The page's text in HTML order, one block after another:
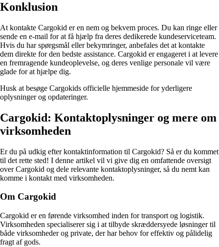
Konklusion
At kontakte Cargokid er en nem og bekvem proces. Du kan ringe eller
sende en e-mail for at få hjælp fra deres dedikerede kundeserviceteam.
Hvis du har spørgsmål eller bekymringer, anbefales det at kontakte
dem direkte for den bedste assistance. Cargokid er engageret i at levere
en fremragende kundeoplevelse, og deres venlige personale vil være
glade for at hjælpe dig.
Husk at besøge Cargokids officielle hjemmeside for yderligere
oplysninger og opdateringer.
Cargokid: Kontaktoplysninger og mere om
virksomheden
Er du på udkig efter kontaktinformation til Cargokid? Så er du kommet
til det rette sted! I denne artikel vil vi give dig en omfattende oversigt
over Cargokid og dele relevante kontaktoplysninger, så du nemt kan
komme i kontakt med virksomheden.
Om Cargokid
Cargokid er en førende virksomhed inden for transport og logistik.
Virksomheden specialiserer sig i at tilbyde skræddersyede løsninger til
både virksomheder og private, der har behov for effektiv og pålidelig
fragt af gods.